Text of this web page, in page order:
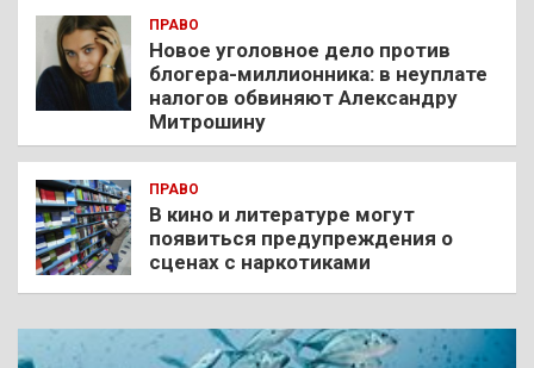
ПРАВО
Новое уголовное дело против
блогера-миллионника: в неуплате
налогов обвиняют Александру
Митрошину
ПРАВО
В кино и литературе могут
появиться предупреждения о
сценах с наркотиками